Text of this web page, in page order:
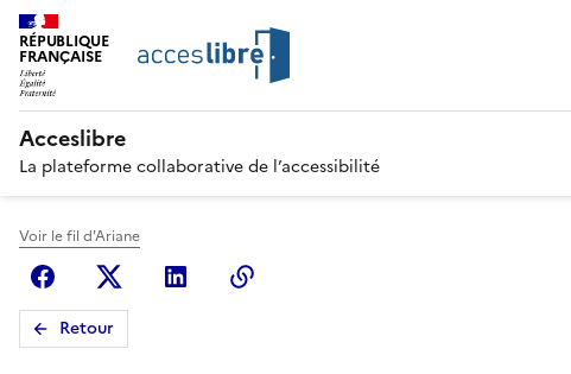
RÉPUBLIQUE
FRANÇAISE
Acceslibre
La plateforme collaborative de l’accessibilité
Voir le fil d'Ariane
FacebookX (anciennement Twitter)
Linkedin
Retour